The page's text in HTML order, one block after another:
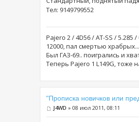
Тел: 9149799552
Pajero 2 / 4D56 / AT-SS /
12000, пал смертью
Был ГАЗ-69.. поигрались и
Теперь Pajero 1 L149G, тоже
"Прописка новичков или
J4WD » 08 июл 2011, 08:11